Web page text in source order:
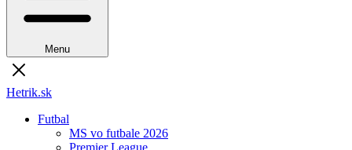
Menu
Hetrik.sk
Futbal
MS vo futbale 2026
Premier League